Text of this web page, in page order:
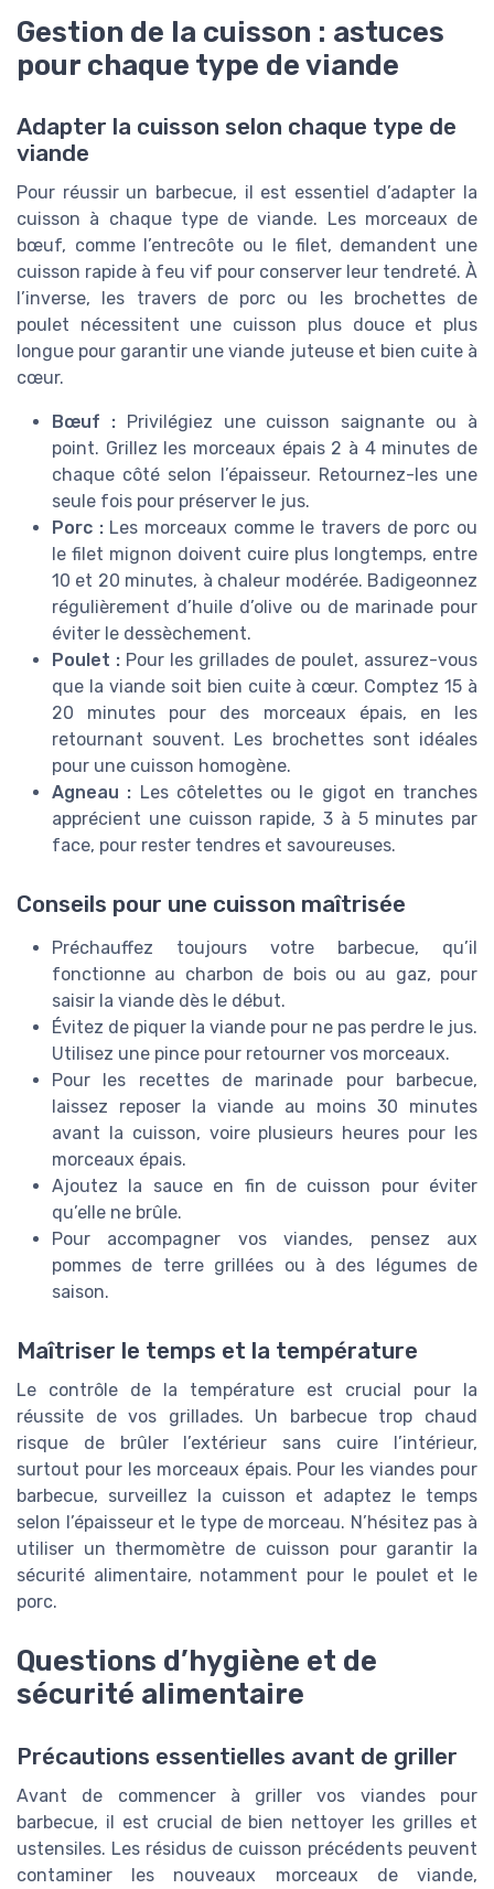
Gestion de la cuisson : astuces
pour chaque type de viande
Adapter la cuisson selon chaque type de
viande
Pour réussir un barbecue, il est essentiel d’adapter la
cuisson à chaque type de viande. Les morceaux de
bœuf, comme l’entrecôte ou le filet, demandent une
cuisson rapide à feu vif pour conserver leur tendreté. À
l’inverse, les travers de porc ou les brochettes de
poulet nécessitent une cuisson plus douce et plus
longue pour garantir une viande juteuse et bien cuite à
cœur.
Bœuf :Privilégiez une cuisson saignante ou à
point. Grillez les morceaux épais 2 à 4 minutes de
chaque côté selon l’épaisseur. Retournez-les une
seule fois pour préserver le jus.
Porc :Les morceaux comme le travers de porc ou
le filet mignon doivent cuire plus longtemps, entre
10 et 20 minutes, à chaleur modérée. Badigeonnez
régulièrement d’huile d’olive ou de marinade pour
éviter le dessèchement.
Poulet : Pour les grillades de poulet, assurez-vous
que la viande soit bien cuite à cœur. Comptez 15 à
20 minutes pour des morceaux épais, en les
retournant souvent. Les brochettes sont idéales
pour une cuisson homogène.
Agneau : Les côtelettes ou le gigot en tranches
apprécient une cuisson rapide, 3 à 5 minutes par
face, pour rester tendres et savoureuses.
Conseils pour une cuisson maîtrisée
Préchauffez toujours votre barbecue, qu’il
fonctionne au charbon de bois ou au gaz, pour
saisir la viande dès le début.
Évitez de piquer la viande pour ne pas perdre le jus.
Utilisez une pince pour retourner vos morceaux.
Pour les recettes de marinade pour barbecue,
laissez reposer la viande au moins 30 minutes
avant la cuisson, voire plusieurs heures pour les
morceaux épais.
Ajoutez la sauce en fin de cuisson pour éviter
qu’elle ne brûle.
Pour accompagner vos viandes, pensez aux
pommes de terre grillées ou à des légumes de
saison.
Maîtriser le temps et la température
Le contrôle de la température est crucial pour la
réussite de vos grillades. Un barbecue trop chaud
risque de brûler l’extérieur sans cuire l’intérieur,
surtout pour les morceaux épais. Pour les viandes pour
barbecue, surveillez la cuisson et adaptez le temps
selon l’épaisseur et le type de morceau. N’hésitez pas à
utiliser un thermomètre de cuisson pour garantir la
sécurité alimentaire, notamment pour le poulet et le
porc.
Questions d’hygiène et de
sécurité alimentaire
Précautions essentielles avant de griller
Avant de commencer à griller vos viandes pour
barbecue, il est crucial de bien nettoyer les grilles et
ustensiles. Les résidus de cuisson précédents peuvent
contaminer les nouveaux morceaux de viande,